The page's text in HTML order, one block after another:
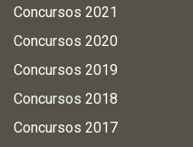
Concursos 2021
Concursos 2020
Concursos 2019
Concursos 2018
Concursos 2017